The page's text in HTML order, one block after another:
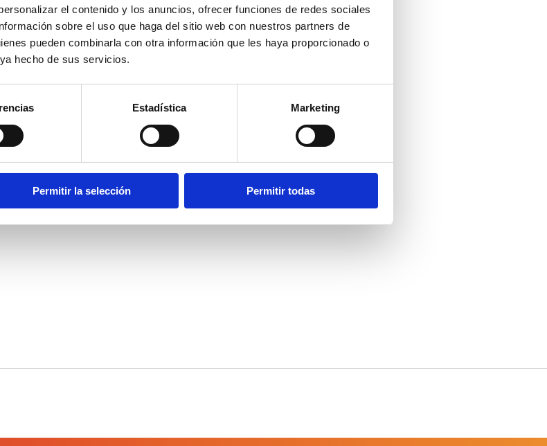
el contenido y los anuncios, ofrecer funciones de redes sociales
sobre el uso que haga del sitio web con nuestros partners de
pueden combinarla con otra información que les haya proporcionado o
hecho de sus servicios.
Estadística Marketing
Permitir la selección Permitir todas
CONTACTAR